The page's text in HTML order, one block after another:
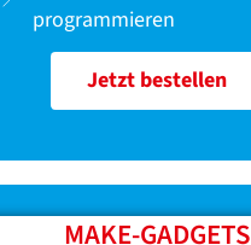
programmieren
Jetzt bestellen
MAKE-GADGETS